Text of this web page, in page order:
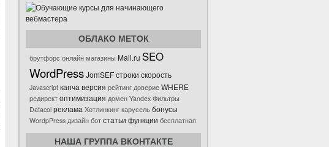
ОБЛАКО МЕТОК
брутфорс онлайн магазины Mail.ru SEO
WordPressJomSEF строки скорость
Javascript капча версия рейтинг доверие WHERE
редирект оптимизация домен Yandex Фильтры
Datacol реклама Хотлинкинг карусель бонусы
WordpPress дизайн бот статьи функции бесплатная
НАША ГРУППА ВКОНТАКТЕ